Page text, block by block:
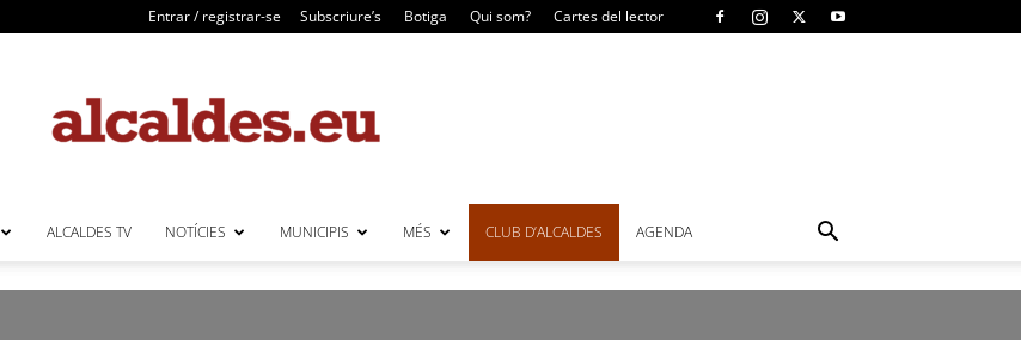
Entrar / registrar-se Subscriure’s Botiga Qui som? Cartes del lector
ALCALDES TV NOTÍCIES MUNICIPIS MÉS CLUB D’ALCALDES AGENDA